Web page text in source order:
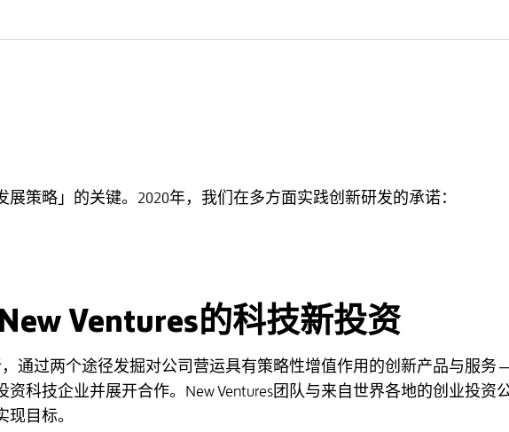
策略」的关键。2020年，我们在多方面实践创新研发的承诺：
Ventures的科技新投资
，通过两个途径发掘对公司营运具有策略性增值作用的创新产品与服务
科技企业并展开合作。New Ventures团队与来自世界各地的创业投资
目标。